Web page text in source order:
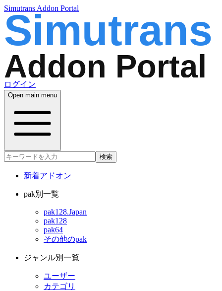
Simutrans Addon Portal
ログイン
Open main menu
検索
新着アドオン
pak別一覧
pak128.Japan
pak128
pak64
その他のpak
ジャンル別一覧
ユーザー
カテゴリ